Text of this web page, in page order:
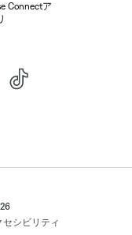
Connectア
セシビリティ